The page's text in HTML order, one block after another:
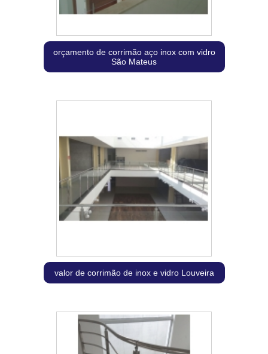
orçamento de corrimão aço inox com vidro
São Mateus
valor de corrimão de inox e vidro Louveira